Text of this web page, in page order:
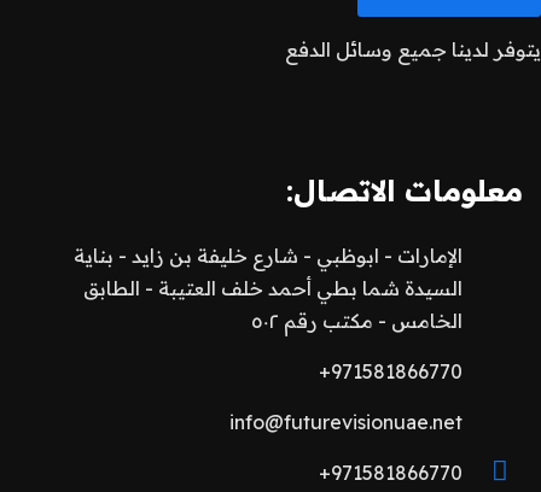
يتوفر لدينا جميع وسائل الدفع
معلومات الاتصال:
الإمارات - ابوظبي - شارع خليفة بن زايد - بناية
السيدة شما بطي أحمد خلف العتيبة - الطابق
الخامس - مكتب رقم ٥٠٢
971581866770+
info@futurevisionuae.net
971581866770+